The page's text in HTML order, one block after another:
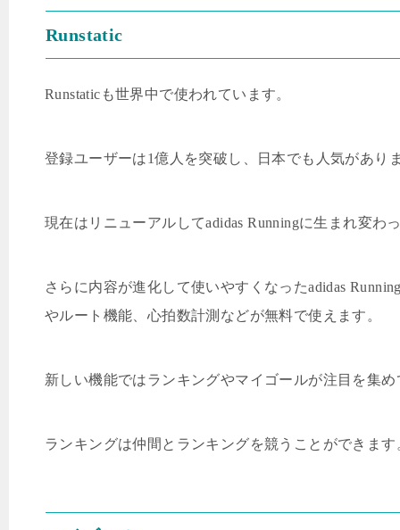
Runstatic
Runstatic も世界中で使われています。
登録ユーザーは1億人を突破し、日本でも人気があり
現在はリニューアルしてadidas Runningに生まれ変わ
さらに内容が進化して使いやすくなったadidas
やルート機能、心拍数計測などが無料で使えます。
新しい機能ではランキングやマイゴールが注目を集
ランキングは仲間とランキングを競うことができます